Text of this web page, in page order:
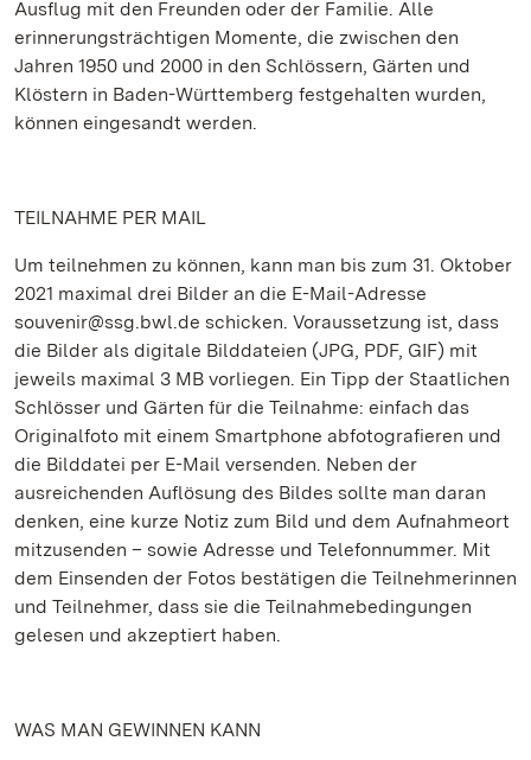
Ausflug mit den Freunden oder der Familie. Alle
erinnerungsträchtigen Momente, die zwischen den
Jahren 1950 und 2000 in den Schlössern, Gärten und
Klöstern in Baden-Württemberg festgehalten wurden,
können eingesandt werden.
TEILNAHME PER MAIL
Um teilnehmen zu können, kann man bis zum 31. Oktober
2021 maximal drei Bilder an die E-Mail-Adresse
souvenir@ssg.bwl.de schicken. Voraussetzung ist, dass
die Bilder als digitale Bilddateien (JPG, PDF, GIF) mit
jeweils maximal 3 MB vorliegen. Ein Tipp der Staatlichen
Schlösser und Gärten für die Teilnahme: einfach das
Originalfoto mit einem Smartphone abfotografieren und
die Bilddatei per E-Mail versenden. Neben der
ausreichenden Auflösung des Bildes sollte man daran
denken, eine kurze Notiz zum Bild und dem Aufnahmeort
mitzusenden – sowie Adresse und Telefonnummer. Mit
dem Einsenden der Fotos bestätigen die Teilnehmerinnen
und Teilnehmer, dass sie die Teilnahmebedingungen
gelesen und akzeptiert haben.
WAS MAN GEWINNEN KANN